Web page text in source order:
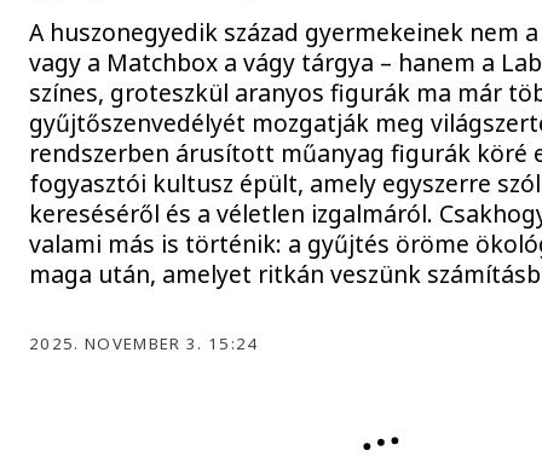
A huszonegyedik század gyermekeinek nem
vagy a Matchbox a vágy tárgya – hanem a
színes, groteszkül aranyos figurák ma már
gyűjtőszenvedélyét mozgatják meg
rendszerben árusított műanyag figurák köré
fogyasztói kultusz épült, amely egyszerre
kereséséről és a véletlen izgalmáról.
valami más is történik: a gyűjtés öröme
maga után, amelyet ritkán veszünk
2025. NOVEMBER 3. 15:24